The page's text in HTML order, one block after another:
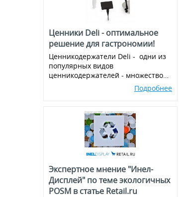
Ценники Deli - оптимальное
решение для гастрономии!
Ценникодержатели Deli - одни из
популярных видов
ценникодержателей - множество
вариантов и комбинаций, всегда в
Подробнее
Экспертное мнение "Инел-
Дисплей" по теме экологичных
POSM в статье Retail.ru